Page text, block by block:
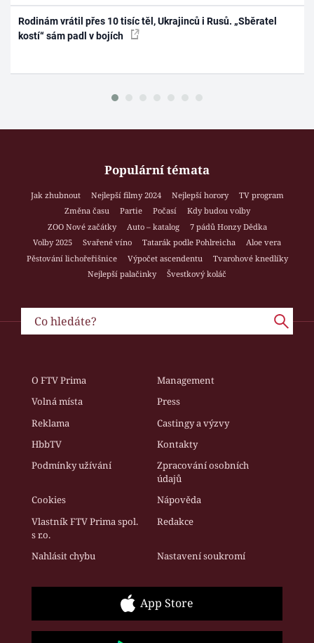
Rodinám vrátil přes 10 tisíc těl, Ukrajinců i Rusů. „Sběratel
kostí“ sám padl v bojích
Populární témata
Jak zhubnout Nejlepší filmy 2024 Nejlepší horory
TV program
Změna času
Partie Počasí
Kdy budou volby
ZOO Nové začátky
Auto – katalog
7 pádů Honzy Dědka
Volby 2025
Svařené víno Tatarák podle Pohlreicha
Aloe vera
Pěstování lichořeřišnice
Výpočet ascendentu
Tvarohové knedlíky
Nejlepší palačinky
Švestkový koláč
O FTV Prima
Management
Volná místa
Press
Reklama
Castingy a výzvy
HbbTV
Kontakty
Podmínky užívání
Zpracování osobních
údajů
Cookies
Nápověda
Vlastník FTV Prima spol.
s r.o.
Redakce
Nahlásit chybu Nastavení soukromí
App Store